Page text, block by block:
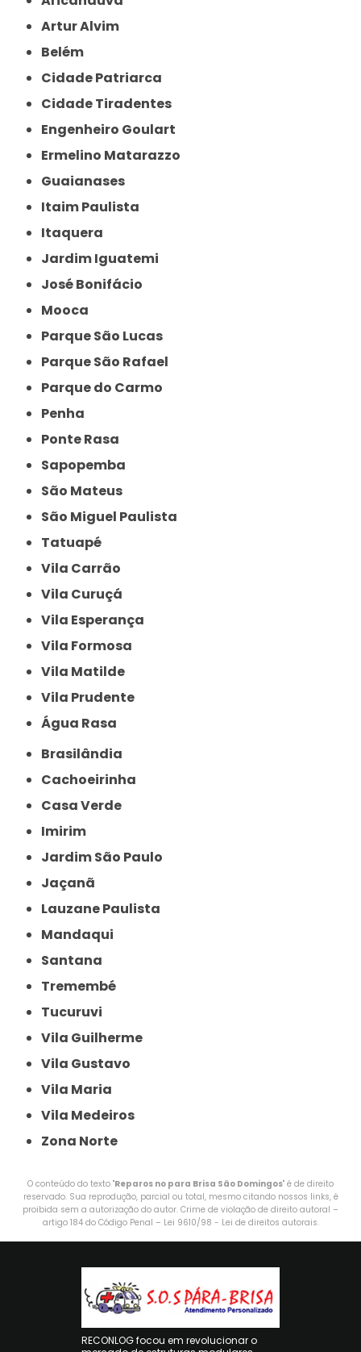
Artur Alvim
Belém
Cidade Patriarca
Cidade Tiradentes
Engenheiro Goulart
Ermelino Matarazzo
Guaianases
Itaim Paulista
Itaquera
Jardim Iguatemi
José Bonifácio
Mooca
Parque São Lucas
Parque São Rafael
Parque do Carmo
Penha
Ponte Rasa
Sapopemba
São Mateus
São Miguel Paulista
Tatuapé
Vila Carrão
Vila Curuçá
Vila Esperança
Vila Formosa
Vila Matilde
Vila Prudente
Água Rasa
Brasilândia
Cachoeirinha
Casa Verde
Imirim
Jardim São Paulo
Jaçanã
Lauzane Paulista
Mandaqui
Santana
Tremembé
Tucuruvi
Vila Guilherme
Vila Gustavo
Vila Maria
Vila Medeiros
Zona Norte
O conteúdo do texto "Reparos no para Brisa São Domingos" é de direito
reservado. Sua reprodução, parcial ou total, mesmo citando nossos links, é
proibida sem a autorização do autor. Crime de violação de direito autoral –
artigo 184 do Código Penal – Lei 9610/98 - Lei de direitos autorais.
RECONLOG focou em revolucionar o